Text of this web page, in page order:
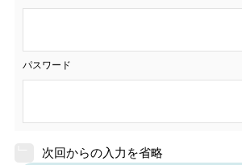
パスワード
次回からの入力を省略